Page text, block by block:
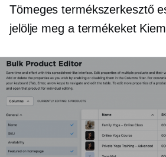
Tömeges termékszerkesztő
jelölje meg a termékeket